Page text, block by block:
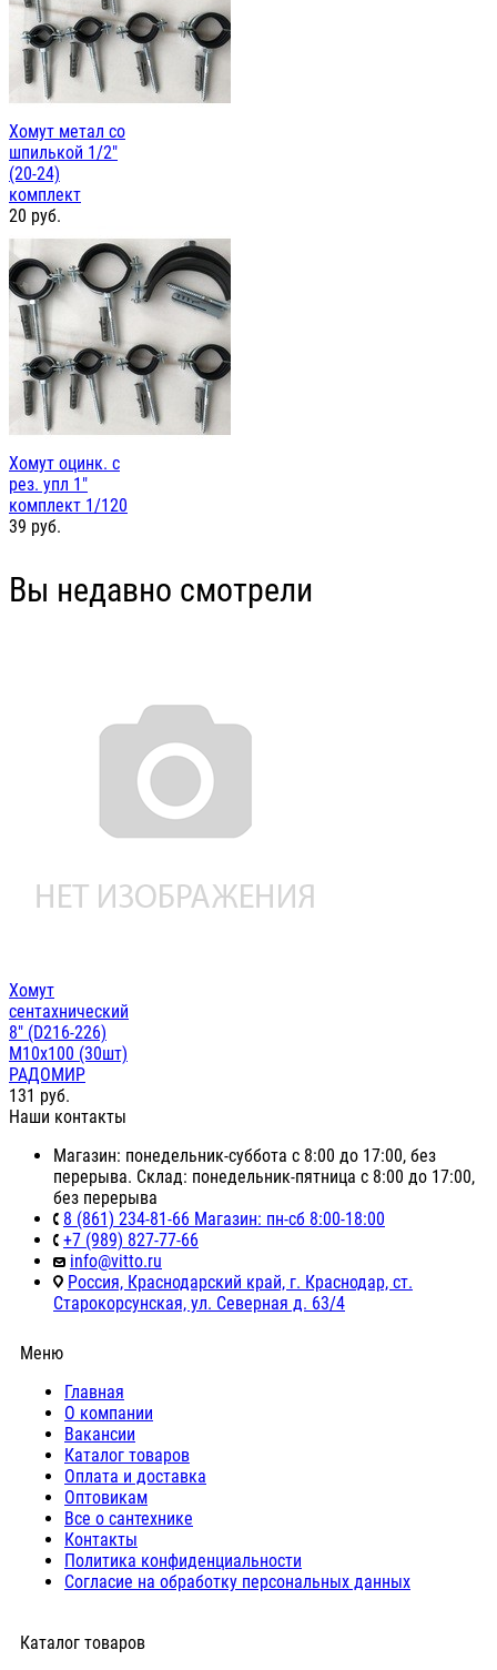
Хомут метал со
шпилькой 1/2"
(20-24)
комплект
20 руб.
Хомут оцинк. с
рез. упл 1"
комплект 1/120
39 руб.
Вы недавно смотрели
Хомут
сентахнический
8" (D216-226)
М10х100 (30шт)
РАДОМИР
131 руб.
Наши контакты
Магазин: понедельник-суббота с 8:00 до 17:00, без
перерыва. Склад: понедельник-пятница с 8:00 до 17:00,
без перерыва
8 (861) 234-81-66 Магазин: пн-сб 8:00-18:00
+7 (989) 827-77-66
info@vitto.ru
Россия, Краснодарский край, г. Краснодар, ст.
Старокорсунская, ул. Северная д. 63/4
Меню
Главная
О компании
Вакансии
Каталог товаров
Оплата и доставка
Оптовикам
Все о сантехнике
Контакты
Политика конфиденциальности
Согласие на обработку персональных данных
Каталог товаров